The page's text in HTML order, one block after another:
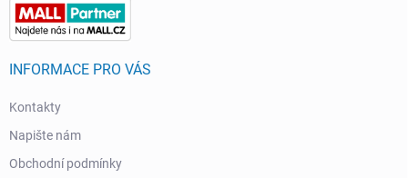
INFORMACE PRO VÁS
Kontakty
Napište nám
Obchodní podmínky